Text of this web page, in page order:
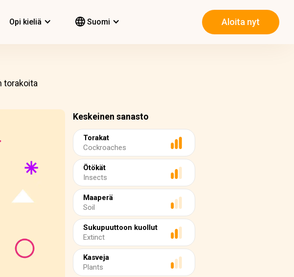
Opi kieliä Suomi Aloita nyt
torakoita
Keskeinen sanasto
Torakat
Cockroaches
Ötökät
Insects
Maaperä
Soil
Sukupuuttoon kuollut
Extinct
Kasveja
Plants